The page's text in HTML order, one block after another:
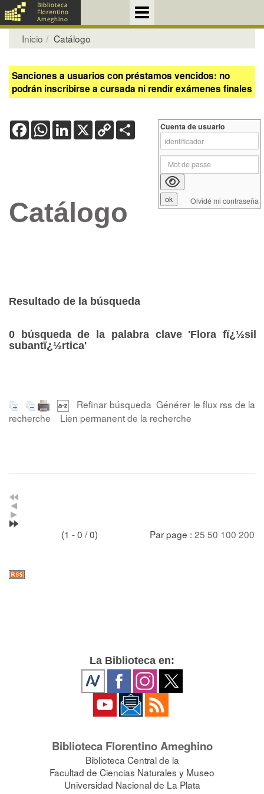
Inicio Catálogo
Sanciones a usuarios con préstamos vencidos: no
podrán inscribirse a cursada ni rendir exámenes finales
FacebookWhatsApp
LinkedIn
X Copy
Link
Catálogo
Resultado de la búsqueda
0 búsqueda de la palabra clave 'Flora fï¿½sil
subantï¿½rtica'
Refinar búsqueda Générer le flux rss de la
recherche
Lien permanent de la recherche
(1 - 0 / 0) Par page : 25 50 100 200
Cuenta de usuario
Olvidé mi contraseña
La Biblioteca en:
Biblioteca Florentino Ameghino
Biblioteca Central de la
Facultad de Ciencias Naturales y Museo
Universidad Nacional de La Plata